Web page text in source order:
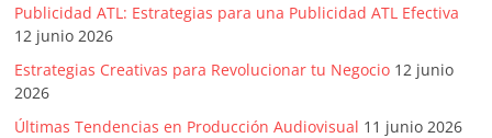
Publicidad ATL: Estrategias para una Publicidad ATL Efectiva
12 junio 2026
Estrategias Creativas para Revolucionar tu Negocio 12 junio
2026
Últimas Tendencias en Producción Audiovisual 11 junio 2026